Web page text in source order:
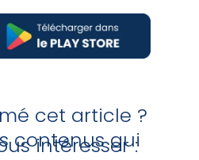
cet article ?
contenus qui
intéresser :